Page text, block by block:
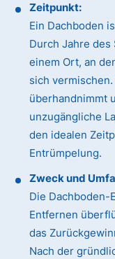
Zeitpunkt:
Ein Dachboden
Durch Jahre des
einem Ort, an
sich
überhandnimmt
unzugängliche
den idealen
Entrümpelung.
Zweck und
Die Dachboden-
Entfernen
das
Nach der